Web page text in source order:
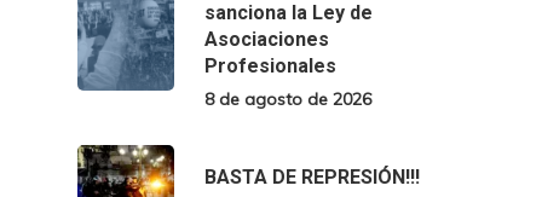
sanciona la Ley de
Asociaciones
Profesionales
8 de agosto de 2026
BASTA DE REPRESIÓN!!!